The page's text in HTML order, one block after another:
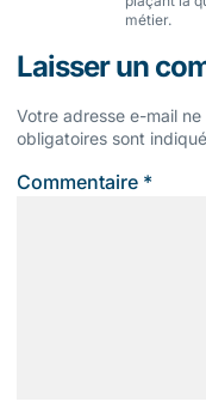
métier.
Laisser un
Votre adresse e-mail
obligatoires sont
Commentaire *